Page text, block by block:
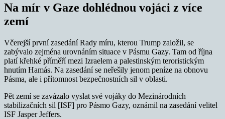
Na mír v Gaze dohlédnou vojáci z více
zemí
Včerejší první zasedání Rady míru, kterou Trump založil, se
zabývalo zejména urovnáním situace v Pásmu Gazy. Tam od října
platí křehké příměří mezi Izraelem a palestinským teroristickým
hnutím Hamás. Na zasedání se neřešily jenom peníze na obnovu
Pásma, ale i přítomnost bezpečnostních sil v oblasti.
Pět zemí se zavázalo vyslat své vojáky do Mezinárodních
stabilizačních sil [ISF] pro Pásmo Gazy, oznámil na zasedání velitel
ISF Jasper Jeffers.